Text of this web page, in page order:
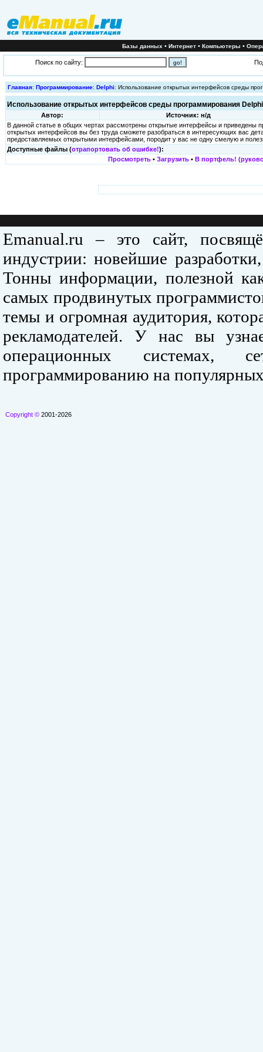
Базы данных•Интернет•Компьютеры•
Поиск по сайту:
Главная: Программирование: Delphi: Использование открытых интерфейсов среды
Использование открытых интерфейсов среды программирования
Автор:
Источник: н/д
В данной статье в общих чертах рассмотрены открытые интерфейсы и приведены
открытых интерфейсов вы без труда сможете разобраться в интересующих вас
предоставляемых открытыми интерфейсами, породит у вас не одну смелую и
Доступные файлы (отрапортовать об ошибке!):
Просмотреть • Загрузить • В портфель!
Emanual.ru – это сайт,
индустрии: новейшие
Тонны информации, полезной
самых продвинутых
темы и огромная аудитория,
рекламодателей. У нас вы
операционных системах,
программированию на
Copyright © 2001-2026